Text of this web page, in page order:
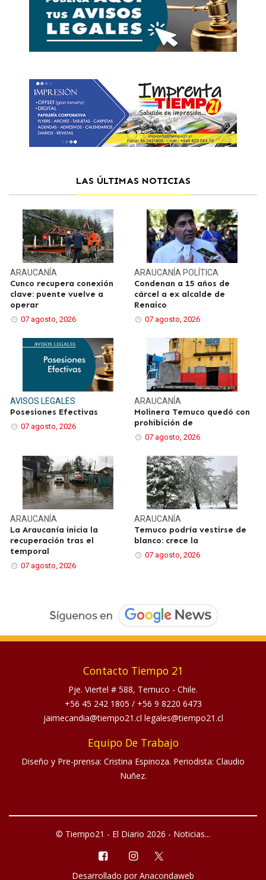
LAS ÚLTIMAS NOTICIAS
ARAUCANÍA
Cunco recupera conexión
clave: puente vuelve a
operar
07 agosto, 2026
ARAUCANÍA POLÍTICA
Condenan a 15 años de
cárcel a ex alcalde de
Renaico
07 agosto, 2026
AVISOS LEGALES
Posesiones Efectivas
07 agosto, 2026
ARAUCANÍA
Molinera Temuco quedó con
prohibición de
07 agosto, 2026
ARAUCANÍA
La Araucanía inicia la
recuperación tras el
temporal
07 agosto, 2026
ARAUCANÍA
Temuco podría vestirse de
blanco: crece la
07 agosto, 2026
Contacto Tiempo 21
Pje. Viertel # 588, Temuco - Chile.
+56 45 242 1805 / +56 9 8220 6473
jaimecandia@tiempo21.cl legales@tiempo21.cl
Equipo De Trabajo
Diseño y Pre-prensa: Cristina Espinoza. Periodista: Claudio
Nuñez.
© Tiempo21 - El Diario 2026 - Noticias...
Desarrollado por Anacondaweb